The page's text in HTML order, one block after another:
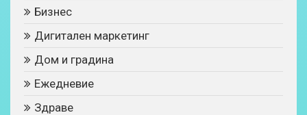
Бизнес
Дигитален маркетинг
Дом и градина
Ежедневие
Здраве